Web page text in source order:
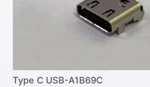
Type C USB-A1B69C